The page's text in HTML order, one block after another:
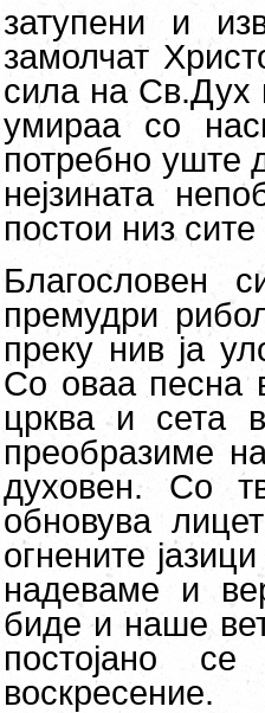
затупени и
замолчат
сила на Св.Дух
умираа со
потребно уште
нејзината
постои низ
Благословен
премудри
преку нив ја
Со оваа песна
црква и сета
преобразиме
духовен. Со
обновува
огнените
надеваме и
биде и наше
постојано
воскресение.